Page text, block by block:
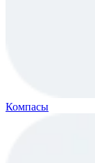
Компасы